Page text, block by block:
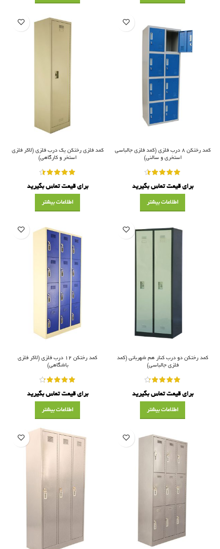
کمد رختکن ۸ درب فلزی (کمد فلزی جالباسی
استخری و سالنی)
برای قیمت تماس بگیرید
اطلاعات بیشتر
کمد فلزی رختکن یک درب فلزی (لاکر فلزی
استخر و کارگاهی)
برای قیمت تماس بگیرید
اطلاعات بیشتر
کمد رختکن دو درب کنار هم شهربانی (کمد
فلزی جالباسی)
برای قیمت تماس بگیرید
اطلاعات بیشتر
کمد رختکن ۱۲ درب فلزی (لاکر فلزی
باشگاهی)
برای قیمت تماس بگیرید
اطلاعات بیشتر